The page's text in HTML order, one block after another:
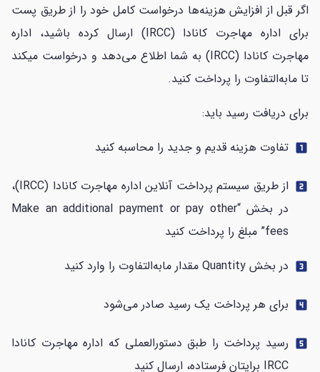
اگر قبل از افزایش هزینه‌ها درخواست کامل خود را از طریق پست
برای اداره مهاجرت کانادا (IRCC) ارسال کرده‌ باشید، اداره
مهاجرت کانادا (IRCC) به شما اطلاع می‌دهد و درخواست میکند
تا مابه‌التفاوت را پرداخت کنید.
برای دریافت رسید باید:
looks_one تفاوت هزینه قدیم و جدید را محاسبه کنید
looks_two
از طریق سیستم پرداخت آنلاین اداره مهاجرت کانادا (IRCC)،
در بخش “Make an additional payment or pay other
fees” مبلغ را پرداخت کنید
looks_3 در بخش Quantity مقدار مابه‌التفاوت را وارد کنید
looks_4 برای هر پرداخت یک رسید صادر می‌شود
looks_5 رسید پرداخت را طبق دستورالعملی که اداره مهاجرت کانادا
IRCC برایتان فرستاده، ارسال کنید